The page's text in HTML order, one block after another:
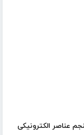
عناصر الکترونیکی